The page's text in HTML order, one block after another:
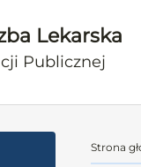
Lekarska
Publicznej
Strona